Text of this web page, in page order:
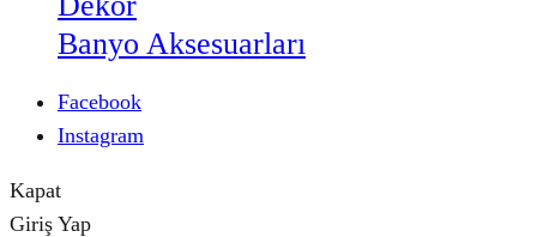
Banyo Aksesuarları
Facebook
Instagram
Kapat
Giriş Yap